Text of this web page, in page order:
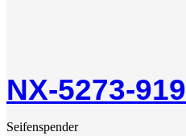
NX-5273-919
Seifenspender